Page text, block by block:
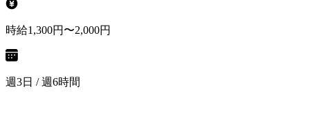
時給1,300円〜2,000円
週3日 / 週6時間